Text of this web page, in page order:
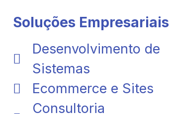
Soluções Empresariais
Desenvolvimento de
Sistemas
Ecommerce e Sites
Consultoria